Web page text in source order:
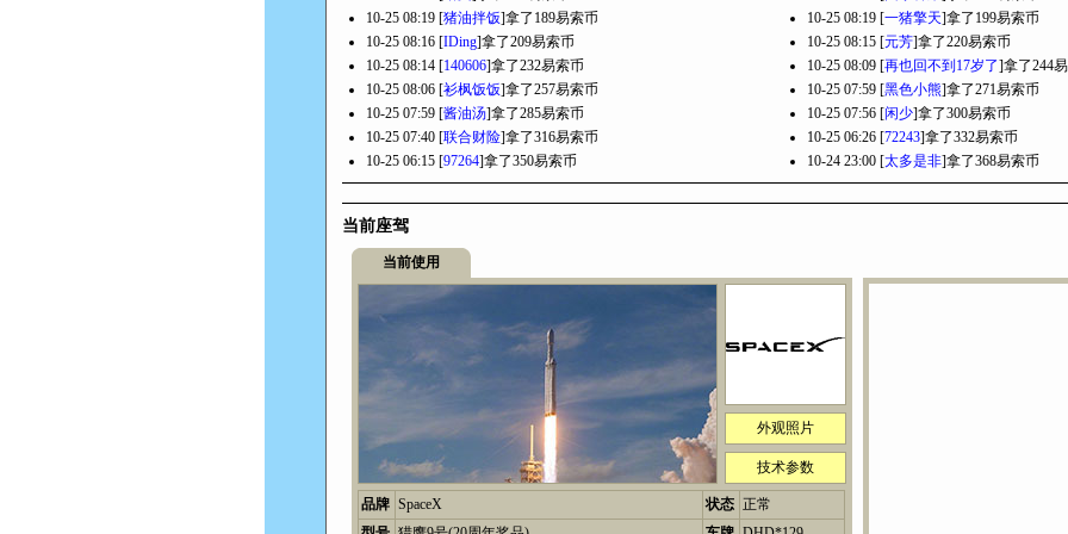
10-25 08:19 [猪油拌饭]拿了189易索币 10-25 08:19 [一猪擎天]拿了199易索币
10-25 08:16 [IDing]拿了209易索币 10-25 08:15 [元芳]拿了220易索币
10-25 08:14 [140606]拿了232易索币 10-25 08:09 [再也回不到17岁了]拿了244
10-25 08:06 [衫枫饭饭]拿了257易索币 10-25 07:59 [黑色小熊]拿了271易索币
10-25 07:59 [酱油汤]拿了285易索币 10-25 07:56 [闲少]拿了300易索币
10-25 07:40 [联合财险]拿了316易索币 10-25 06:26 [72243]拿了332易索币
10-25 06:15 [97264]拿了350易索币 10-24 23:00 [太多是非]拿了368易索币
当前座驾
当前使用
外观照片
技术参数
品牌 SpaceX 状态 正常